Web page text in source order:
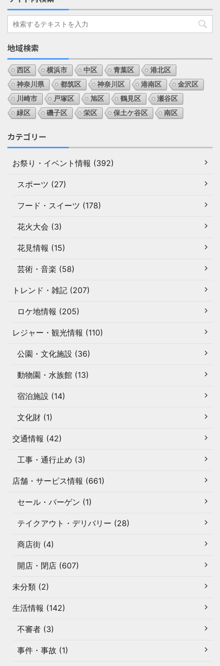
地域検索
西区 横浜市 中区 青葉区
港北区
神奈川県
都筑区 神奈川区 港南区
金沢区
川崎市
戸塚区 旭区 鶴見区
瀬谷区
緑区
磯子区 栄区 保土ケ谷区 南区
カテゴリー
お祭り・イベント情報 (392)
スポーツ (27)
フード・スイーツ (178)
花火大会 (3)
花見情報 (15)
芸術・音楽 (58)
トレンド・雑記 (207)
ロケ地情報 (205)
レジャー・観光情報 (110)
公園・文化施設 (36)
動物園・水族館 (13)
宿泊施設 (14)
文化財 (1)
交通情報 (42)
工事・通行止め (3)
店舗・サービス情報 (661)
セール・バーゲン (1)
テイクアウト・デリバリー (28)
商店街 (4)
開店・閉店 (607)
未分類 (2)
生活情報 (142)
不審者 (3)
事件・事故 (1)